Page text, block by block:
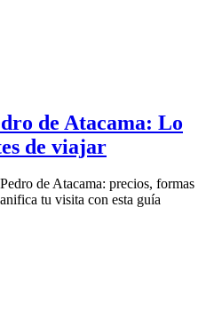
de Atacama: Lo
de viajar
de Atacama: precios, formas
tu visita con esta guía